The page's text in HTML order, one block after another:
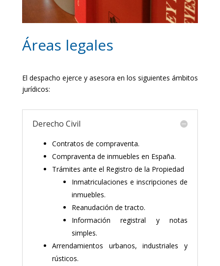
Áreas legales
El despacho ejerce y asesora en los siguientes ámbitos
jurídicos:
Derecho Civil
Contratos de compraventa.
Compraventa de inmuebles en España.
Trámites ante el Registro de la Propiedad
Inmatriculaciones e inscripciones de
inmuebles.
Reanudación de tracto.
Información registral y notas
simples.
Arrendamientos urbanos, industriales y
rústicos.